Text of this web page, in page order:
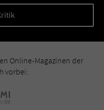
Online-Magazinen der
vorbei: